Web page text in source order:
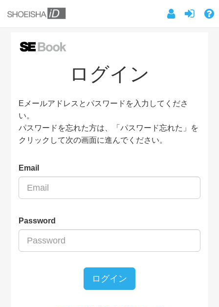
ログイン
Eメールアドレスとパスワードを入力してくださ
い。
パスワードを忘れた方は、「パスワード忘れた」を
クリックして次の画面に進んでください。
Email
Password
ログイン